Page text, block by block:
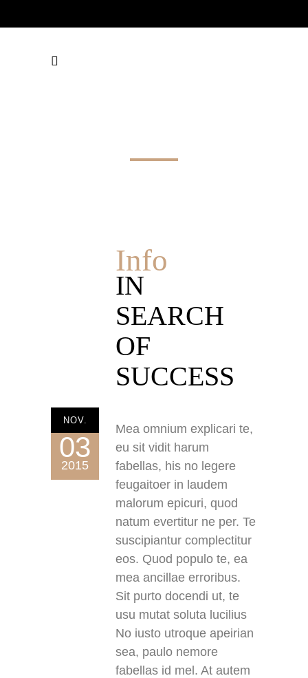
Info
IN
SEARCH
OF
SUCCESS
NOV.
03
2015
Mea omnium explicari te,
eu sit vidit harum
fabellas, his no legere
feugaitoer in laudem
malorum epicuri, quod
natum evertitur ne per. Te
suscipiantur complectitur
eos. Quod populo te, ea
mea ancillae erroribus.
Sit purto docendi ut, te
usu mutat soluta lucilius
No iusto utroque apeirian
sea, paulo nemore
fabellas id mel. At autem